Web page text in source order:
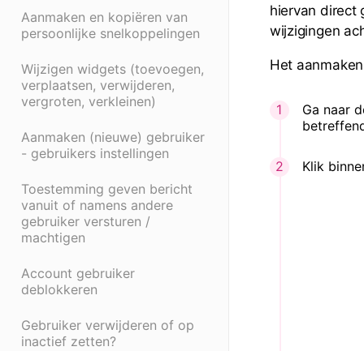
Aanmaken en kopiëren van
persoonlijke snelkoppelingen
Wijzigen widgets (toevoegen,
verplaatsen, verwijderen,
vergroten, verkleinen)
Aanmaken (nieuwe) gebruiker
- gebruikers instellingen
Toestemming geven bericht
vanuit of namens andere
gebruiker versturen /
machtigen
Account gebruiker
deblokkeren
Gebruiker verwijderen of op
inactief zetten?
hiervan direct
wijzigingen
Het
Ga naar
Klik